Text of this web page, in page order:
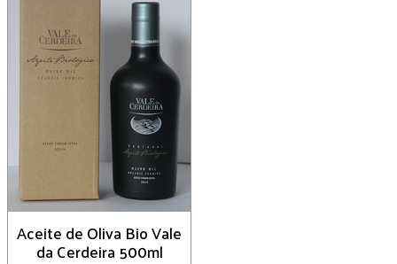
Aceite de Oliva Bio Vale
da Cerdeira 500ml